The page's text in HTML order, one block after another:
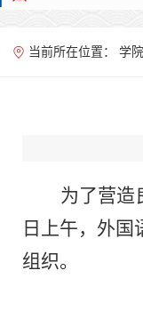
当前所在位置： 学
为了营造
日上午，外
组织。